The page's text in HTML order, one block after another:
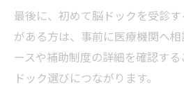
最後に、初めて脳ドックを受診
がある方は、事前に医療機関へ
ースや補助制度の詳細を確認す
ドック選びにつながります。